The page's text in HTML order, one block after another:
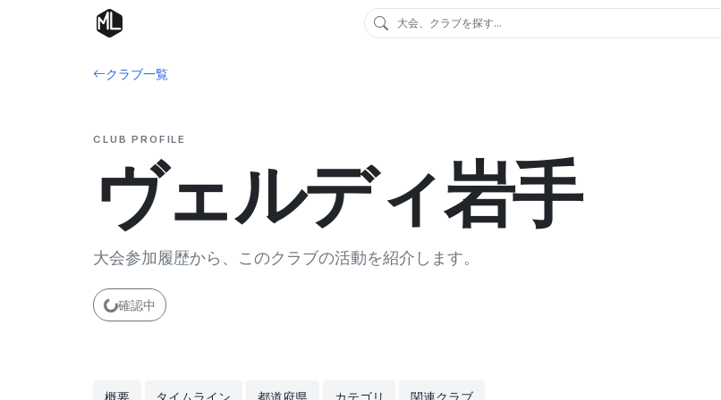
大会、クラブを探す...
クラブ一覧
CLUB PROFILE
ヴェルディ岩手
大会参加履歴から、このクラブの活動を紹介します。
確認中
概要 タイムライン 都道府県 カテゴリ 関連クラブ